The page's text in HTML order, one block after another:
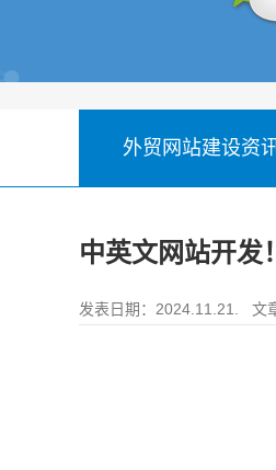
外贸网站建设资
中英文网站开发
发表日期：2024.11.21. 文